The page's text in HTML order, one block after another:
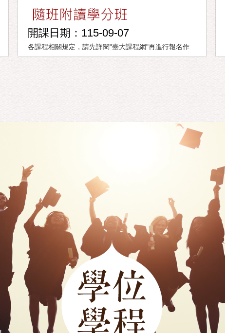
開課日期：115-09-07
各課程相關規定，請先詳閱"臺大課程網"再進行報名作
業。